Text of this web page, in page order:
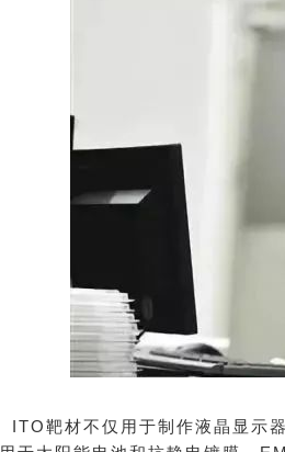
ITO靶材不仅用于制作液晶显示